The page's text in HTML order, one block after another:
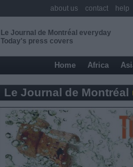
Le Journal de Montréal everyday
Today's press covers
Home Africa
Le Journal de Montréal
about us contact help